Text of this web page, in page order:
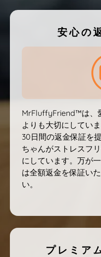
安心の
MrFluffyFriend™は、
よりも大切にしてい
30日間の返金保証を
ちゃんがストレスフ
にしています。万が
は全額返金を保証い
い。
プレミア